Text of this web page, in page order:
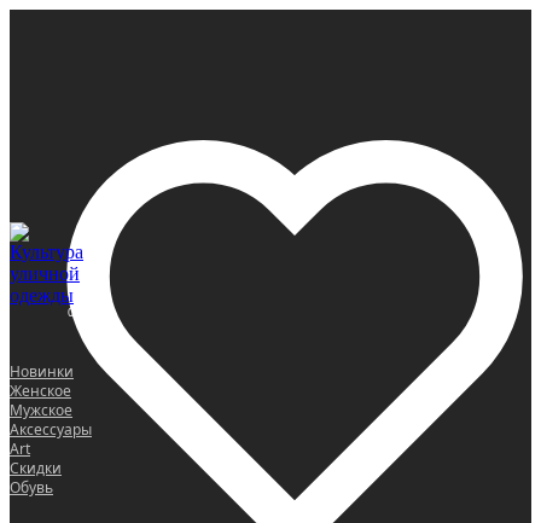
0
Новинки
Женское
Мужское
Аксессуары
Art
Скидки
Обувь